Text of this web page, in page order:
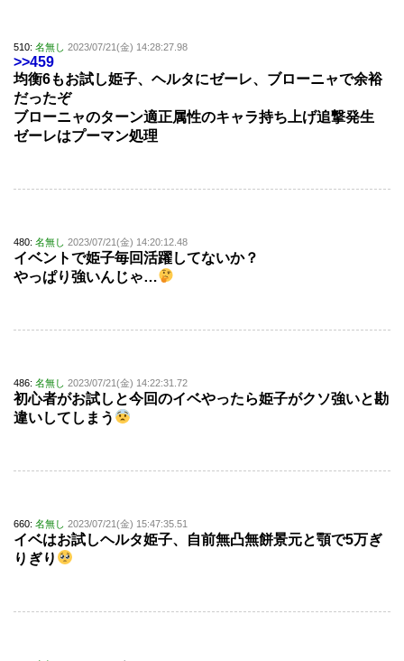
510: 名無し 2023/07/21(金) 14:28:27.98
>>459
均衡6もお試し姫子、ヘルタにゼーレ、ブローニャで余裕
だったぞ
ブローニャのターン適正属性のキャラ持ち上げ追撃発生
ゼーレはプーマン処理
480: 名無し 2023/07/21(金) 14:20:12.48
イベントで姫子毎回活躍してないか？
やっぱり強いんじゃ…
486: 名無し 2023/07/21(金) 14:22:31.72
初心者がお試しと今回のイベやったら姫子がクソ強いと勘
違いしてしまう
660: 名無し 2023/07/21(金) 15:47:35.51
イベはお試しヘルタ姫子、自前無凸無餅景元と顎で5万ぎ
りぎり